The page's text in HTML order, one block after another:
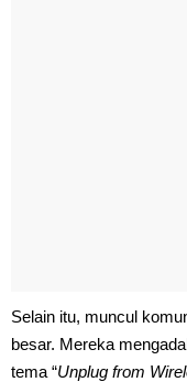
Selain itu, muncul
besar. Mereka
tema “Unplug from